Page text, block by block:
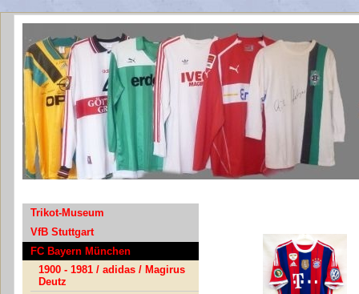
Trikot-Museum
VfB Stuttgart
FC Bayern München
1900 - 1981 / adidas / Magirus
Deutz